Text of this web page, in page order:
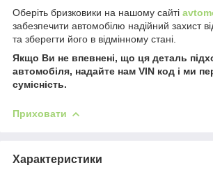
Оберіть бризковики на нашому сайті
забезпечити автомобілю надійний захист
та зберегти його в відмінному стані.
Якщо Ви не впевнені, що ця деталь
автомобіля, надайте нам VIN код і ми
сумісність.
Приховати
Характеристики